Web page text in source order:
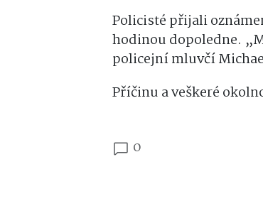
Policisté přijali
hodinou dopoledne.
policejní mluvčí
Příčinu a veškeré
0